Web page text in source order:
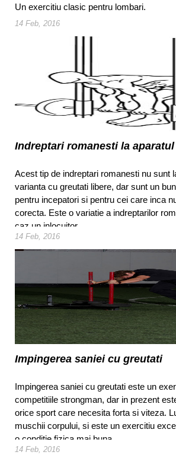
Un exercitiu clasic pentru lombari.
14 Feb, 2016
Indreptari romanesti la
Acest tip de indreptari romanesti nu sunt
varianta cu greutati libere, dar sunt un
pentru incepatori si pentru cei care inca
corecta. Este o variatie a indreptarilor
caz un inlocuitor.
14 Feb, 2016
Impingerea saniei cu greutati
Impingerea saniei cu greutati este un
competitiile strongman, dar in prezent
orice sport care necesita forta si viteza.
muschii corpului, si este un exercitiu
o conditie fizica mai buna.
14 Feb, 2016